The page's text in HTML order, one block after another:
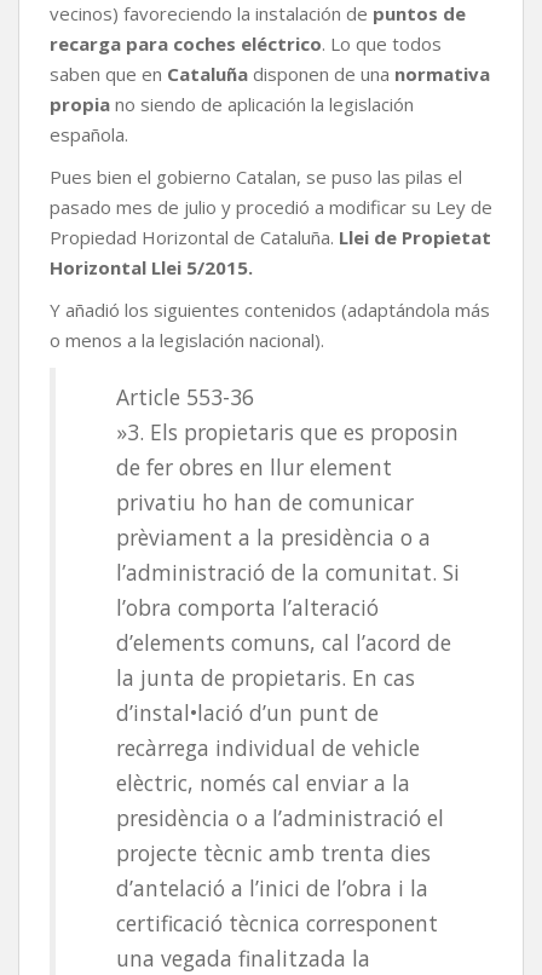
vecinos) favoreciendo la instalación de puntos de
recarga para coches eléctrico. Lo que todos
saben que en Cataluña disponen de una normativa
propia no siendo de aplicación la legislación
española.
Pues bien el gobierno Catalan, se puso las pilas el
pasado mes de julio y procedió a modificar su Ley de
Propiedad Horizontal de Cataluña. Llei de Propietat
Horizontal Llei 5/2015.
Y añadió los siguientes contenidos (adaptándola más
o menos a la legislación nacional).
Article 553-36
»3. Els propietaris que es proposin
de fer obres en llur element
privatiu ho han de comunicar
prèviament a la presidència o a
l’administració de la comunitat. Si
l’obra comporta l’alteració
d’elements comuns, cal l’acord de
la junta de propietaris. En cas
d’instal•lació d’un punt de
recàrrega individual de vehicle
elèctric, només cal enviar a la
presidència o a l’administració el
projecte tècnic amb trenta dies
d’antelació a l’inici de l’obra i la
certificació tècnica corresponent
una vegada finalitzada la